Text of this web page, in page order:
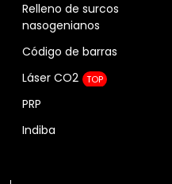
Relleno de surcos
nasogenianos
Código de barras
Láser CO2
TOP
PRP
Indiba